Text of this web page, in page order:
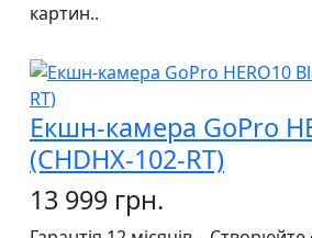
картин..
Екшн-камера GoPro
(CHDHX-102-RT)
13 999 грн.